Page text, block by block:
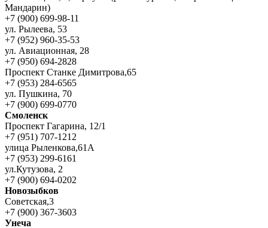
Мандарин)
+7 (900) 699-98-11
ул. Рылеева, 53
+7 (952) 960-35-53
ул. Авиационная, 28
+7 (950) 694-2828
Проспект Станке Димитрова,65
+7 (953) 284-6565
ул. Пушкина, 70
+7 (900) 699-0770
Смоленск
Проспект Гагарина, 12/1
+7 (951) 707-1212
улица Рыленкова,61А
+7 (953) 299-6161
ул.Кутузова, 2
+7 (900) 694-0202
Новозыбков
Советская,3
+7 (900) 367-3603
Унеча